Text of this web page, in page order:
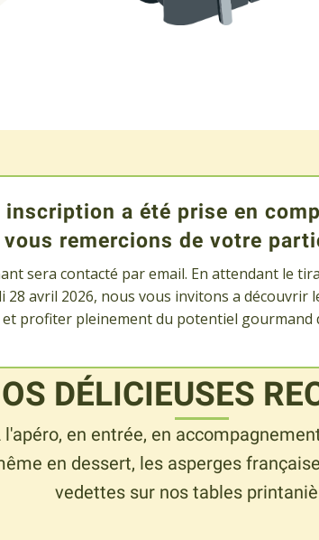
inscription a été prise en
vous remercions de votre
sera contacté par email. En attendant le
28 avril 2026, nous vous invitons a découvrir
profiter pleinement du potentiel gourmand
DÉLICIEUSES
l'apéro, en entrée, en
en dessert, les asperges
vedettes sur nos tables